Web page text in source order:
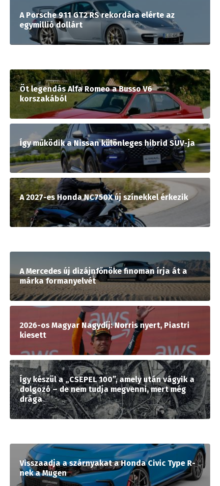
A Porsche 911 GT2 RS rekordára elérte az
egymillió dollárt
Öt legendás Alfa Romeo a Busso V6
korszakából
Így működik a Nissan különleges hibrid SUV-ja
A 2027-es Honda NC750X új színekkel érkezik
A Mercedes új dizájnfőnöke finoman írja át a
márka formanyelvét
2026-os Magyar Nagydíj: Norris nyert, Piastri
kiesett
Így készül a „CSEPEL 100”, amely után vágyik a
dolgozó – de nem tudja megvenni, mert még
drága
Visszaadja a szárnyakat a Honda Civic Type R-
nek a Mugen